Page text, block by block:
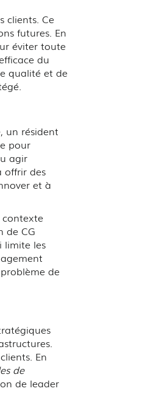
clients. Ce
futures. En
éviter toute
du
qualité et de
un résident
pour
agir
offrir des
et à
de CG
limite les
de
En
de
de leader